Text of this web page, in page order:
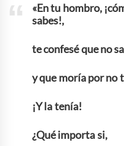
«En tu hombro,
sabes!,
te confesé que no
y que moría por no
¡Y la tenía!
¿Qué importa si,